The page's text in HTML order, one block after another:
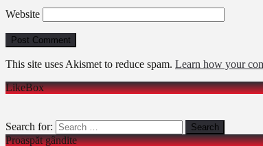
Website
This site uses Akismet to reduce spam. Learn how your
LikeBox
Search for:
Proaspăt gândite